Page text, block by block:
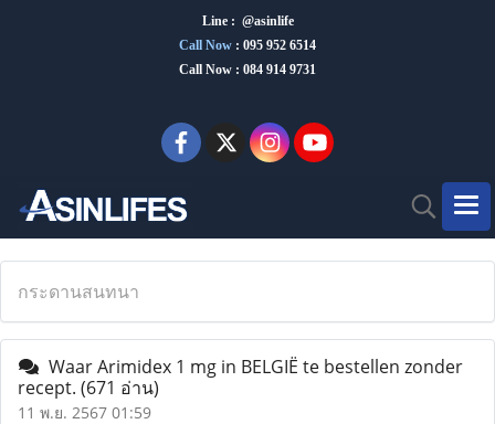
Line : @asinlife
Call Now : 095 952 6514
Call Now : 084 914 9731
กระดานสนทนา
Waar Arimidex 1 mg in BELGIË te bestellen zonder
recept. (671 อ่าน)
11 พ.ย. 2567 01:59